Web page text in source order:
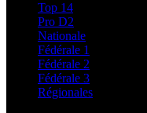
Top 14
Pro D2
Nationale
Fédérale 1
Fédérale 2
Fédérale 3
Régionales